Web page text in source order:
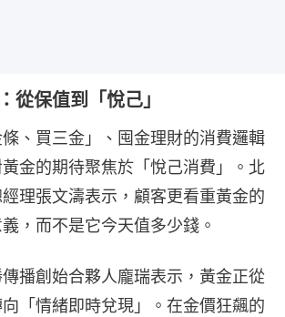
從保值到「悅己」
、買三金」、囤金理財的消費邏輯
金的期待聚焦於「悅己消費」。北
理張文濤表示，顧客更看重黃金的
，而不是它今天值多少錢。
播創始合夥人龐瑞表示，黃金正從
向「情緒即時兌現」。在金價狂飆的